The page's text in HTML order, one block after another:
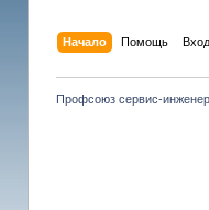
Начало Помощь Вход
Профсоюз сервис-